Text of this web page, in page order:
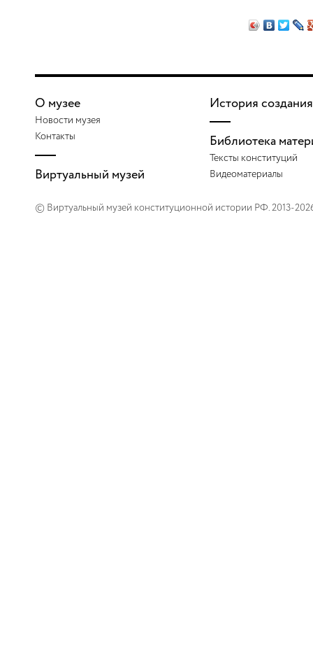
О музее
Новости музея
Контакты
Виртуальный музей
История создания
Библиотека
Тексты конституций
Видеоматериалы
© Виртуальный музей конституционной истории РФ. 2013-